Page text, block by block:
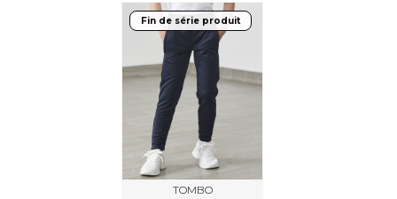
MORNING STUDIOSFin de série produit
TOMBO